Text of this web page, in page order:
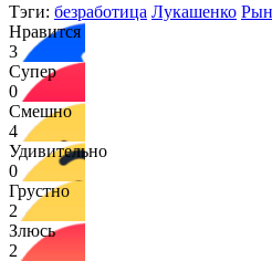
Тэги: безработица Лукашенко
Нравится
3
Супер
0
Смешно
4
Удивительно
0
Грустно
2
Злюсь
2